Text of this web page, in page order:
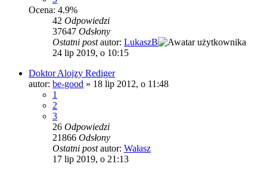
Ocena: 4.9%
42 Odpowiedzi
37647 Odsłony
Ostatni postautor: LukaszB
24 lip 2019, o 10:15
Doktor Alojzy Rediger
autor: be-good » 18 lip 2012, o 11:48
1
2
3
26 Odpowiedzi
21866 Odsłony
Ostatni postautor: Wałasz
17 lip 2019, o 21:13